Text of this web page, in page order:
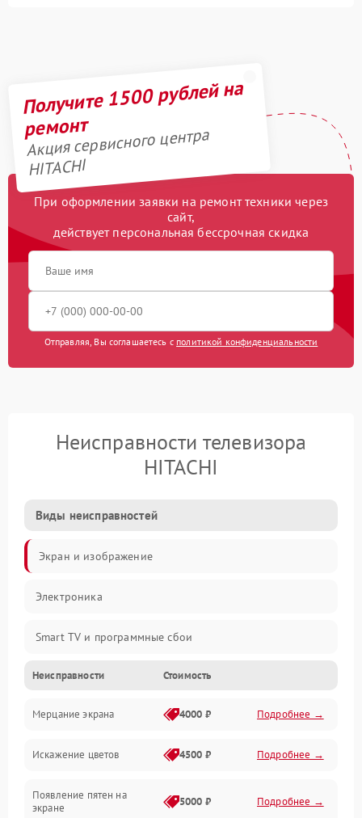
Получите 1500 рублей на
ремонт
Акция сервисного центра
HITACHI
При оформлении заявки на ремонт техники через
сайт,
действует персональная бессрочная скидка
Отправляя, Вы соглашаетесь с политикой конфиденциальности
Неисправности телевизора
HITACHI
Виды неисправностей
Экран и изображение
Электроника
Smart TV и программные сбои
Питание и запуск
Подсветка и LED-модули
Звук и аудиосистема
Сигнал и приём каналов
Неисправности Стоимость
Мерцание экрана 4000 ₽ Подробнее →
Искажение цветов 4500 ₽ Подробнее →
Появление пятен на
экране
5000 ₽ Подробнее →